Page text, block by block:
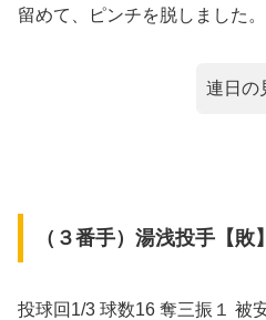
留めて、ピンチを脱しました。
連日の
（３番手）湯浅投手【敗】
投球回1/3 球数16 奪三振１ 被